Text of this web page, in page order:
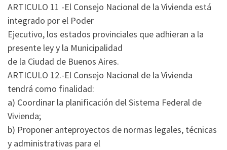
ARTICULO 11 -El Consejo Nacional de la Vivienda está
integrado por el Poder
Ejecutivo, los estados provinciales que adhieran a la
presente ley y la Municipalidad
de la Ciudad de Buenos Aires.
ARTICULO 12.-El Consejo Nacional de la Vivienda
tendrá como finalidad:
a) Coordinar la planificación del Sistema Federal de
Vivienda;
b) Proponer anteproyectos de normas legales, técnicas
y administrativas para el